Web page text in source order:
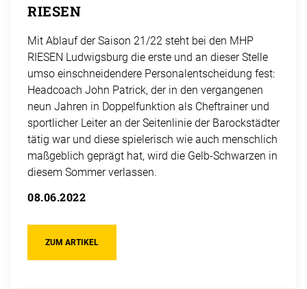
RIESEN
Mit Ablauf der Saison 21/22 steht bei den MHP
RIESEN Ludwigsburg die erste und an dieser Stelle
umso einschneidendere Personalentscheidung fest:
Headcoach John Patrick, der in den vergangenen
neun Jahren in Doppelfunktion als Cheftrainer und
sportlicher Leiter an der Seitenlinie der Barockstädter
tätig war und diese spielerisch wie auch menschlich
maßgeblich geprägt hat, wird die Gelb-Schwarzen in
diesem Sommer verlassen.
08.06.2022
ZUM ARTIKEL